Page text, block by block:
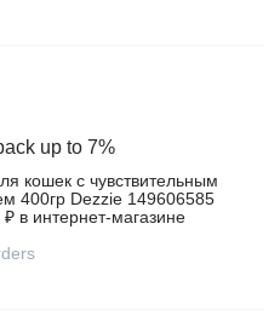
up to 7%
кошек с чувствительным
400гр Dezzie 149606585
₽ в интернет‑магазине